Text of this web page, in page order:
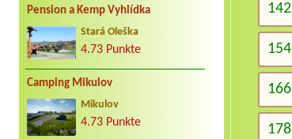
Pension a Kemp Vyhlídka
Stará Oleška
4.73 Punkte
Camping Mikulov
Mikulov
4.73 Punkte
142
154
166
178